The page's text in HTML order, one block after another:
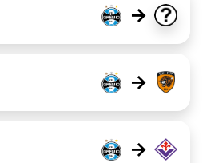
→
→
→